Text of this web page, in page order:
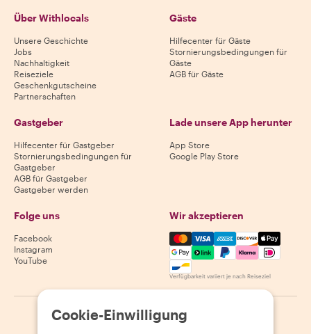
Über Withlocals
Unsere Geschichte
Jobs
Nachhaltigkeit
Reiseziele
Geschenkgutscheine
Partnerschaften
Gäste
Hilfecenter für Gäste
Stornierungsbedingungen für
Gäste
AGB für Gäste
Gastgeber
Hilfecenter für Gastgeber
Stornierungsbedingungen für
Gastgeber
AGB für Gastgeber
Gastgeber werden
Lade unsere App herunter
App Store
Google Play Store
Folge uns
Facebook
Instagram
YouTube
Wir akzeptieren
Mastercard, Visa, Amex,
Verfügbarkeit variiert je nach Reiseziel
2026 Withlocals.com | Datenschutzerklärung
Cookie-Einwilligung